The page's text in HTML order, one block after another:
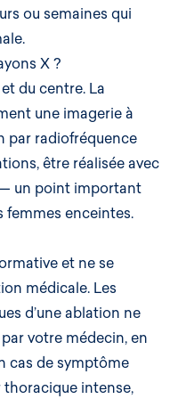
ou semaines qui
X ?
du centre. La
une imagerie à
par radiofréquence
être réalisée avec
— un point important
femmes enceintes.
et ne se
médicale. Les
d’une ablation ne
votre médecin, en
cas de symptôme
thoracique intense,